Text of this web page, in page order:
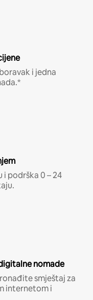
i jedna
i podrška 0 – 24
nomade
smještaj za
internetom i